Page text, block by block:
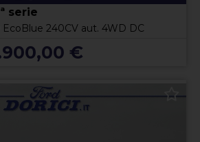
serie
EcoBlue 240CV aut. 4WD DC
€